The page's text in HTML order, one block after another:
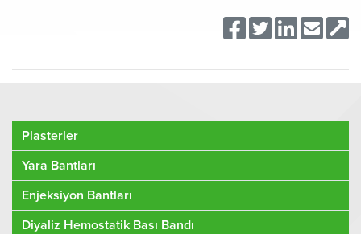
Plasterler
Yara Bantları
Enjeksiyon Bantları
Diyaliz Hemostatik Bası Bandı